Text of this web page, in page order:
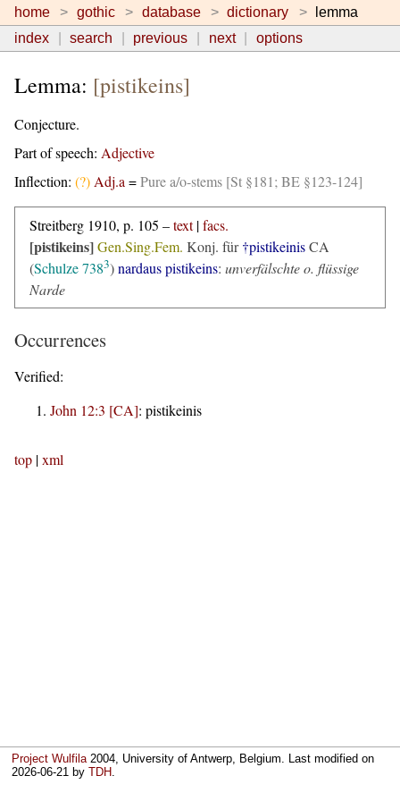
home gothic database dictionary
lemma
index
search previous next options
Lemma: [pistikeins]
Conjecture.
Part of speech: Adjective
Inflection: (?) Adj.a =Pure a/o-stems [St §181; BE §123-124]
Streitberg 1910, p. 105 –text|facs.
[pistikeins]Gen.Sing.Fem. Konj. für†pistikeinisCA
(Schulze 7383)nardaus pistikeins: unverfälschte o. flüssige
Narde
Occurrences
Verified:
John 12:3 [CA]: pistikeinis
top |xml
Project Wulfila2004, University of Antwerp, Belgium. Last modified on
2026-06-21 byTDH.